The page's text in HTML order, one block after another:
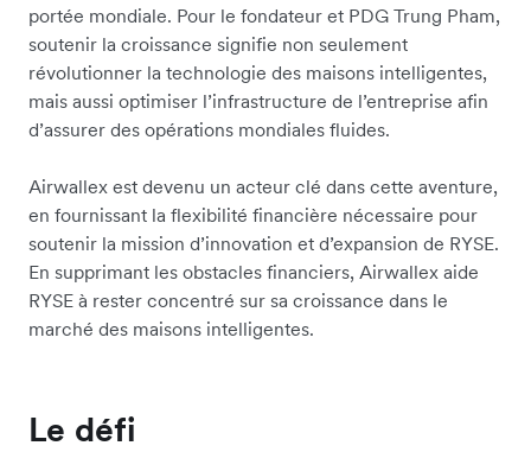
portée mondiale. Pour le fondateur et PDG Trung Pham,
soutenir la croissance signifie non seulement
révolutionner la technologie des maisons intelligentes,
mais aussi optimiser l’infrastructure de l’entreprise afin
d’assurer des opérations mondiales fluides.
Airwallex est devenu un acteur clé dans cette aventure,
en fournissant la flexibilité financière nécessaire pour
soutenir la mission d’innovation et d’expansion de RYSE.
En supprimant les obstacles financiers, Airwallex aide
RYSE à rester concentré sur sa croissance dans le
marché des maisons intelligentes.
Le défi